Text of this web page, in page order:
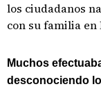
los ciudadanos
con su familia en
Muchos
desconociendo